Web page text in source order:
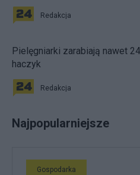
Redakcja
Pielęgniarki zarabiają nawet
haczyk
Redakcja
Najpopularniejsze
Gospodarka